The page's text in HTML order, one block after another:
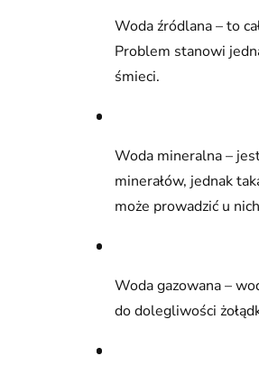
Woda źródlana – to
Problem stanowi
śmieci.
Woda mineralna –
minerałów, jednak
może prowadzić u
Woda gazowana –
do dolegliwości